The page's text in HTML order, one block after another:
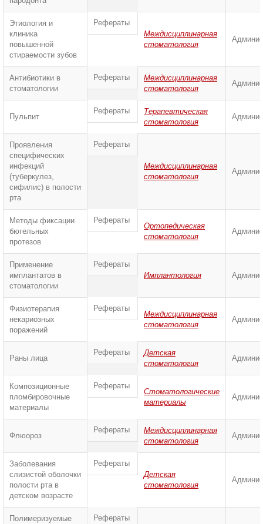
Этиология и
клиника
повышенной
стираемости зубов
Рефераты
Междисциплинарная
стоматология
Антибиотики в
стоматологии
Рефераты
Междисциплинарная
стоматология
Пульпит
Рефераты
Терапевтическая
стоматология
Проявления
специфических
инфекций
(туберкулез,
сифилис) в полости
рта
Рефераты
Междисциплинарная
стоматология
Методы фиксации
бюгельных
протезов
Рефераты
Ортопедическая
стоматология
Применение
имплантатов в
стоматологии
Рефераты
Имплантология
Физиотерапия
некариозных
поражений
Рефераты
Междисциплинарная
стоматология
Раны лица
Рефераты
Детская
стоматология
Композиционные
пломбировочные
материалы
Рефераты
Стоматологические
материалы
Флюороз
Рефераты
Междисциплинарная
стоматология
Заболевания
слизистой оболочки
полости рта в
детском возрасте
Рефераты
Детская
стоматология
Полимеризуемые
Рефераты